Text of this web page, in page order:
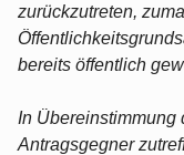
zurückzutreten,
bereits öffentlich
In Übereinstimmung
Antragsgegner